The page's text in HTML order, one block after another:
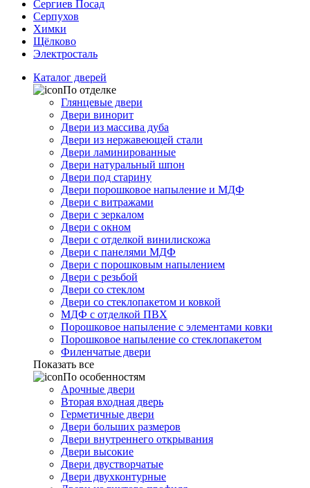
Сергиев Посад
Серпухов
Химки
Щёлково
Электросталь
Каталог дверей
По отделке
Глянцевые двери
Двери винорит
Двери из массива дуба
Двери из нержавеющей стали
Двери ламинированные
Двери натуральный шпон
Двери под старину
Двери порошковое напыление и МДФ
Двери с витражами
Двери с зеркалом
Двери с окном
Двери с отделкой винилискожа
Двери с панелями МДФ
Двери с порошковым напылением
Двери с резьбой
Двери со стеклом
Двери со стеклопакетом и ковкой
МДФ с отделкой ПВХ
Порошковое напыление с элементами ковки
Порошковое напыление со стеклопакетом
Филенчатые двери
Показать все
По особенностям
Арочные двери
Вторая входная дверь
Герметичные двери
Двери больших размеров
Двери внутреннего открывания
Двери высокие
Двери двустворчатые
Двери двухконтурные